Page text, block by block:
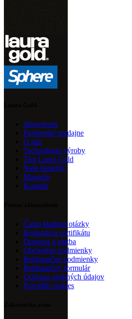
Showroom
Partnerské predajne
O nás
Technológia výroby
Tím Laura Gold
Naše benefity
Magazín
Kontakt
Často kladené otázky
Registrácia certifikátu
Doprava a platba
Obchodné podmienky
Reklamačné podmienky
Reklamačný formulár
Ochrana osobných údajov
Pravidlá cookies